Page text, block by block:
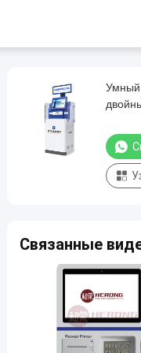
Умный
Связанные